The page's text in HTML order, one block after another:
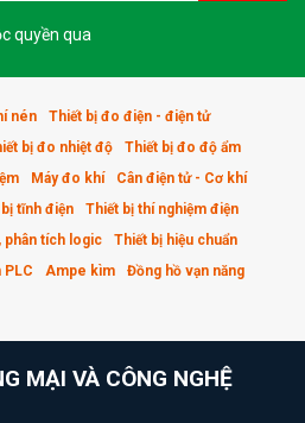
quyền qua
nén
Thiết bị đo điện - điện tử
bị đo nhiệt độ
Thiết bị đo độ ẩm
Máy đo khí
Cân điện tử - Cơ khí
tĩnh điện
Thiết bị thí nghiệm điện
phân tích logic
Thiết bị hiệu chuẩn
PLC Ampe kìm
Đồng hồ vạn năng
MẠI VÀ CÔNG NGHỆ